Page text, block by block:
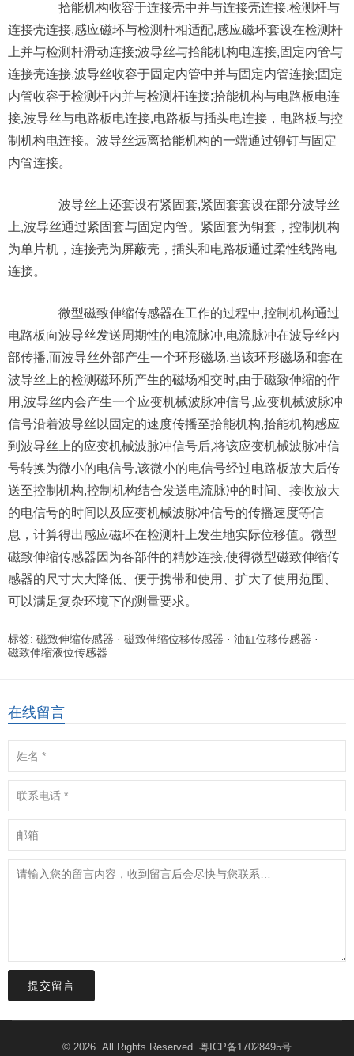
拾能机构收容于连接壳中并与连接壳连接,检测杆与
连接壳连接,感应磁环与检测杆相适配,感应磁环套设在检测杆
上并与检测杆滑动连接;波导丝与拾能机构电连接,固定内管与
连接壳连接,波导丝收容于固定内管中并与固定内管连接;固定
内管收容于检测杆内并与检测杆连接;拾能机构与电路板电连
接,波导丝与电路板电连接,电路板与插头电连接，电路板与控
制机构电连接。波导丝远离拾能机构的一端通过铆钉与固定
内管连接。
波导丝上还套设有紧固套,紧固套套设在部分波导丝
上,波导丝通过紧固套与固定内管。紧固套为铜套，控制机构
为单片机，连接壳为屏蔽壳，插头和电路板通过柔性线路电
连接。
微型磁致伸缩传感器在工作的过程中,控制机构通过
电路板向波导丝发送周期性的电流脉冲,电流脉冲在波导丝内
部传播,而波导丝外部产生一个环形磁场,当该环形磁场和套在
波导丝上的检测磁环所产生的磁场相交时,由于磁致伸缩的作
用,波导丝内会产生一个应变机械波脉冲信号,应变机械波脉冲
信号沿着波导丝以固定的速度传播至拾能机构,拾能机构感应
到波导丝上的应变机械波脉冲信号后,将该应变机械波脉冲信
号转换为微小的电信号,该微小的电信号经过电路板放大后传
送至控制机构,控制机构结合发送电流脉冲的时间、接收放大
的电信号的时间以及应变机械波脉冲信号的传播速度等信
息，计算得出感应磁环在检测杆上发生地实际位移值。微型
磁致伸缩传感器因为各部件的精妙连接,使得微型磁致伸缩传
感器的尺寸大大降低、便于携带和使用、扩大了使用范围、
可以满足复杂环境下的测量要求。
标签: 磁致伸缩传感器 · 磁致伸缩位移传感器 · 油缸位移传感器 ·
磁致伸缩液位传感器
在线留言
提交留言
© 2026. All Rights Reserved. 粤ICP备17028495号